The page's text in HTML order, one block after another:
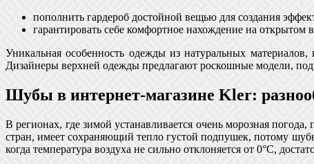
пополнить гардероб достойной вещью для создания
гарантировать себе комфортное нахождение на
Уникальная особенность одежды из натуральных
Дизайнеры верхней одежды предлагают роскошные модели,
Шубы в интернет-магазине Kler:
В регионах, где зимой устанавливается очень морозная погода,
стран, имеет сохраняющий тепло густой подпушек, потому
когда температура воздуха не сильно отклоняется от 0°C,